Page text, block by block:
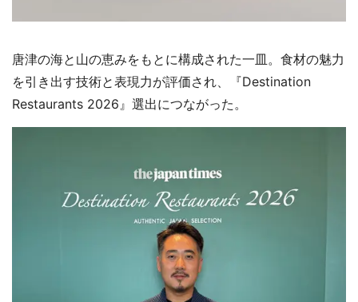
唐津の海と山の恵みをもとに構成された一皿。食材の魅力
を引き出す技術と表現力が評価され、『Destination
Restaurants 2026』選出につながった。